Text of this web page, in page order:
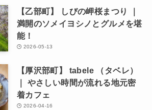
【乙部町】 しびの岬桜まつり ｜
満開のソメイヨシノとグルメを堪
能！
2026-05-13
【厚沢部町】 tabele （タベレ）
｜ やさしい時間が流れる地元密
着カフェ
2026-04-16